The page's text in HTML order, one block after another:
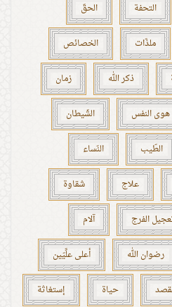
التحفة الحقّ
ملذّات الخصائص
ذكر الله زمان
هوى النفس الشّيطان
الطّيب النّساء
علاج شقاوة
الفرج آلام
رضوان الله أعلى علِّيّين
حياة إستغاثة